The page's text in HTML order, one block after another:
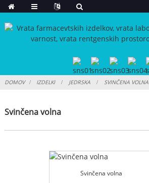
DOMOV IZDELKI JEDRSKA SVINČENA VOLNA
Svinčena volna
Svinčena volna